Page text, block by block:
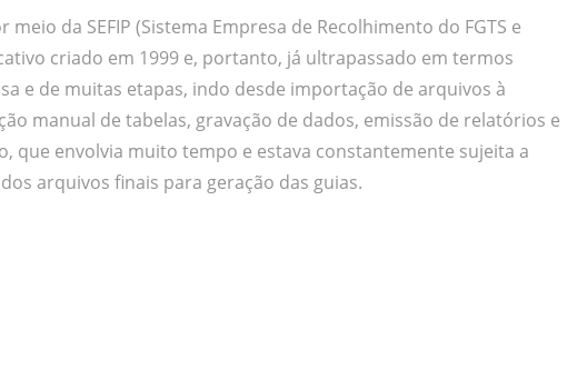
da SEFIP (Sistema Empresa de Recolhimento do FGTS e
criado em 1999 e, portanto, já ultrapassado em termos
e de muitas etapas, indo desde importação de arquivos à
manual de tabelas, gravação de dados, emissão de relatórios e
que envolvia muito tempo e estava constantemente sujeita a
arquivos finais para geração das guias.